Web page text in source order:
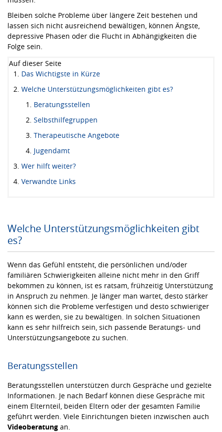
Bleiben solche Probleme über längere Zeit bestehen und
lassen sich nicht ausreichend bewältigen, können Ängste,
depressive Phasen oder die Flucht in Abhängigkeiten die
Folge sein.
Auf dieser Seite
Das Wichtigste in Kürze
Welche Unterstützungsmöglichkeiten gibt es?
Beratungsstellen
Selbsthilfegruppen
Therapeutische Angebote
Jugendamt
Wer hilft weiter?
Verwandte Links
Welche Unterstützungsmöglichkeiten gibt
es?
Wenn das Gefühl entsteht, die persönlichen und/oder
familiären Schwierigkeiten alleine nicht mehr in den Griff
bekommen zu können, ist es ratsam, frühzeitig Unterstützung
in Anspruch zu nehmen. Je länger man wartet, desto stärker
können sich die Probleme verfestigen und desto schwieriger
kann es werden, sie zu bewältigen. In solchen Situationen
kann es sehr hilfreich sein, sich passende Beratungs‑ und
Unterstützungsangebote zu suchen.
Beratungsstellen
Beratungsstellen unterstützen durch Gespräche und gezielte
Informationen. Je nach Bedarf können diese Gespräche mit
einem Elternteil, beiden Eltern oder der gesamten Familie
geführt werden. Viele Einrichtungen bieten inzwischen auch
Videoberatung an.